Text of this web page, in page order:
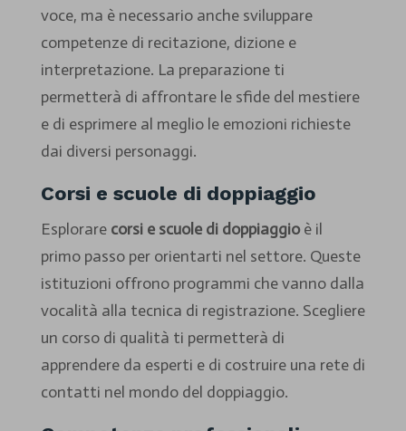
voce, ma è necessario anche sviluppare
competenze di recitazione, dizione e
interpretazione. La preparazione ti
permetterà di affrontare le sfide del mestiere
e di esprimere al meglio le emozioni richieste
dai diversi personaggi.
Corsi e scuole di doppiaggio
Esplorare corsi e scuole di doppiaggioè il
primo passo per orientarti nel settore. Queste
istituzioni offrono programmi che vanno dalla
vocalità alla tecnica di registrazione. Scegliere
un corso di qualità ti permetterà di
apprendere da esperti e di costruire una rete di
contatti nel mondo del doppiaggio.